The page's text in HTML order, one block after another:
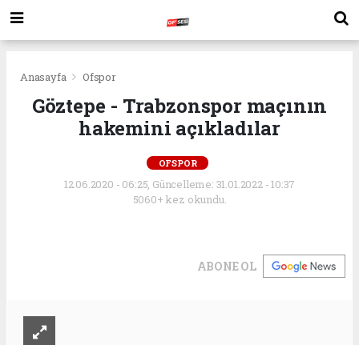
Anasayfa Ofspor
Göztepe - Trabzonspor maçının
hakemini açıkladılar
OFSPOR
12.06.2020 - 06:25, Güncelleme: 31.01.2022 - 10:37
5060+ kez okundu.
ABONE OL